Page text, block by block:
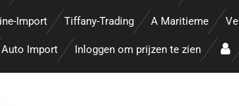
Import Tiffany-Trading A Maritieme
Auto Import Inloggen om prijzen te zien